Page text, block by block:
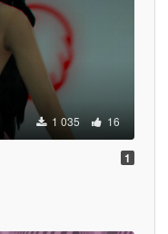
1 035 16
1